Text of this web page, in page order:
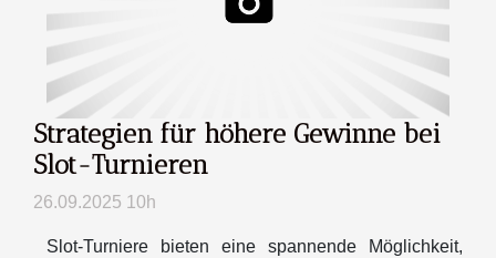
Strategien für höhere Gewinne bei
Slot-Turnieren
26.09.2025 10h
Slot-Turniere bieten eine spannende Möglichkeit,